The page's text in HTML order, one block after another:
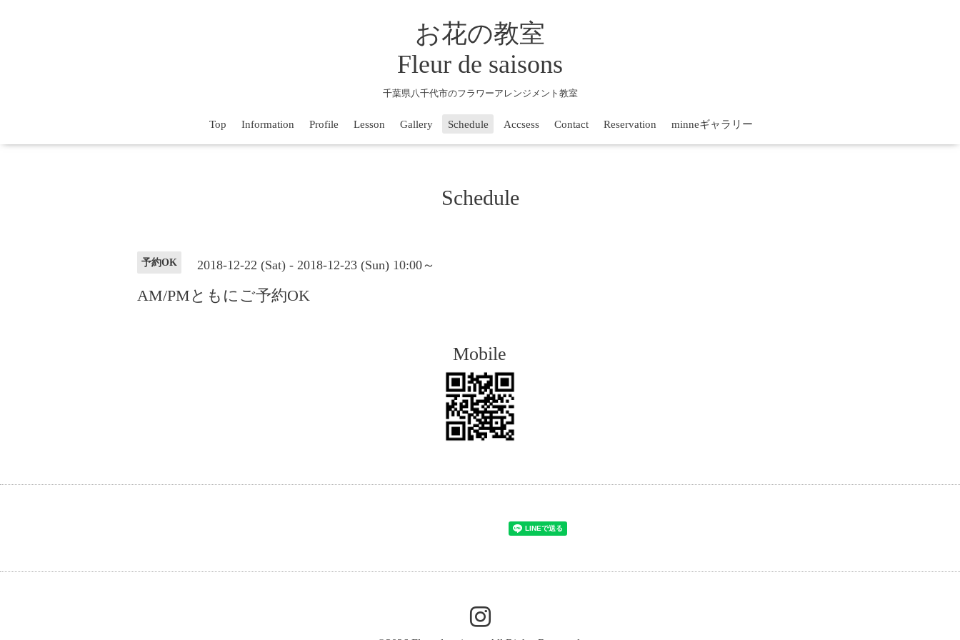
お花の教室
Fleur de saisons
千葉県八千代市のフラワーアレンジメント教室
Top Information Profile Lesson Gallery Schedule Accsess Contact Reservation minneギャラリー
Schedule
予約OK 2018-12-22 (Sat) - 2018-12-23 (Sun) 10:00～
AM/PMともにご予約OK
Mobile